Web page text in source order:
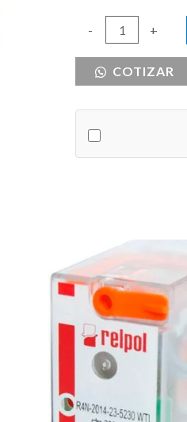
-
FUSIBLE
AMPERIOS
+
COTIZAR